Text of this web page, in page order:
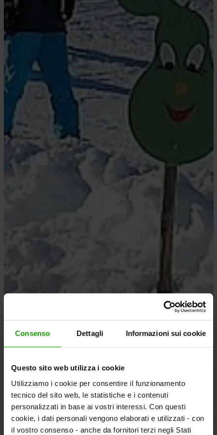
Consenso Dettagli Informazioni sui cookie
Questo sito web utilizza i cookie
Utilizziamo i cookie per consentire il funzionamento
tecnico del sito web, le statistiche e i contenuti
personalizzati in base ai vostri interessi. Con questi
cookie, i dati personali vengono elaborati e utilizzati - con
il vostro consenso - anche da fornitori terzi negli Stati